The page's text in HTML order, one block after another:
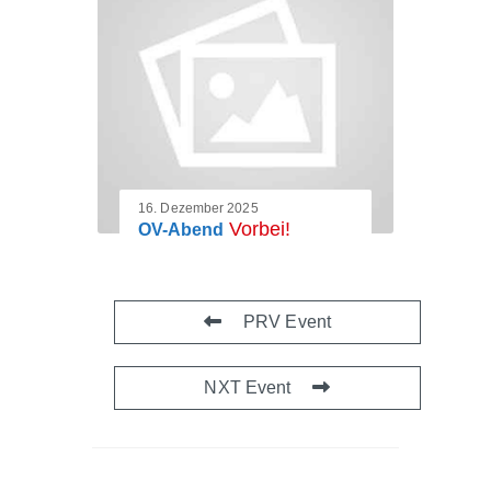
16. Dezember 2025
OV-Abend Vorbei!
PRV Event
NXT Event